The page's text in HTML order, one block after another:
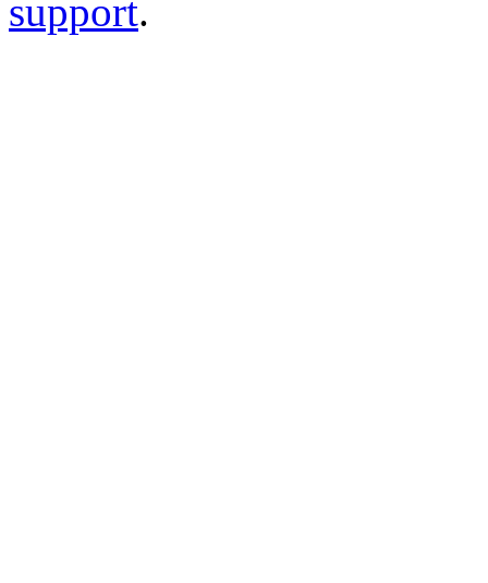
support.